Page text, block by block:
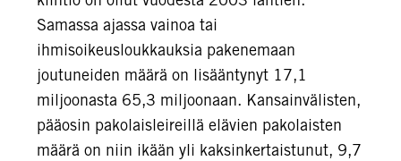
Samassa ajassa vainoa tai
ihmisoikeusloukkauksia pakenemaan
joutuneiden määrä on lisääntynyt 17,1
miljoonasta 65,3 miljoonaan. Kansainvälisten,
pääosin pakolaisleireillä elävien pakolaisten
määrä on niin ikään yli kaksinkertaistunut, 9,7